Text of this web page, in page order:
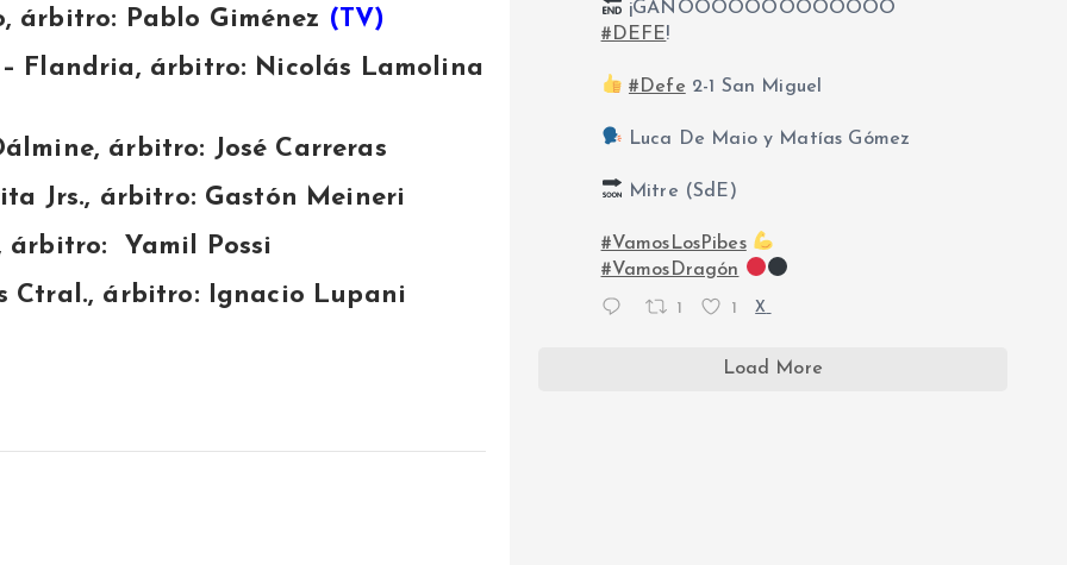
árbitro: Pablo Giménez (TV)
– Flandria, árbitro: Nicolás Lamolina
árbitro: José Carreras
Jrs., árbitro: Gastón Meineri
árbitro: Yamil Possi
Ctral., árbitro: Ignacio Lupani
¡GANÓOOOOOOOOOOOO
#DEFE!
#Defe 2-1 San Miguel
Luca De Maio y Matías Gómez
Mitre (SdE)
#VamosLosPibes
#VamosDragón
1 1 X
Load More